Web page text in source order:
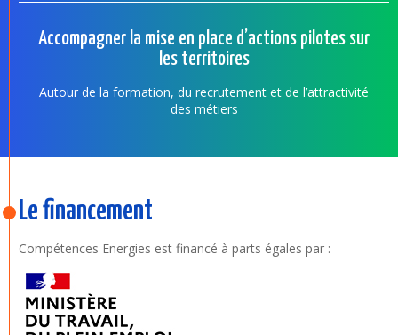
Accompagner la mise en place d’actions pilotes sur
les territoires
Autour de la formation, du recrutement et de l’attractivité
des métiers
Le financement
Compétences Energies est financé à parts égales par :